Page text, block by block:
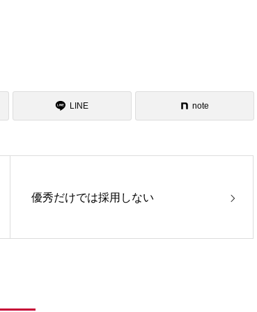
LINE note
優秀だけでは採用しない